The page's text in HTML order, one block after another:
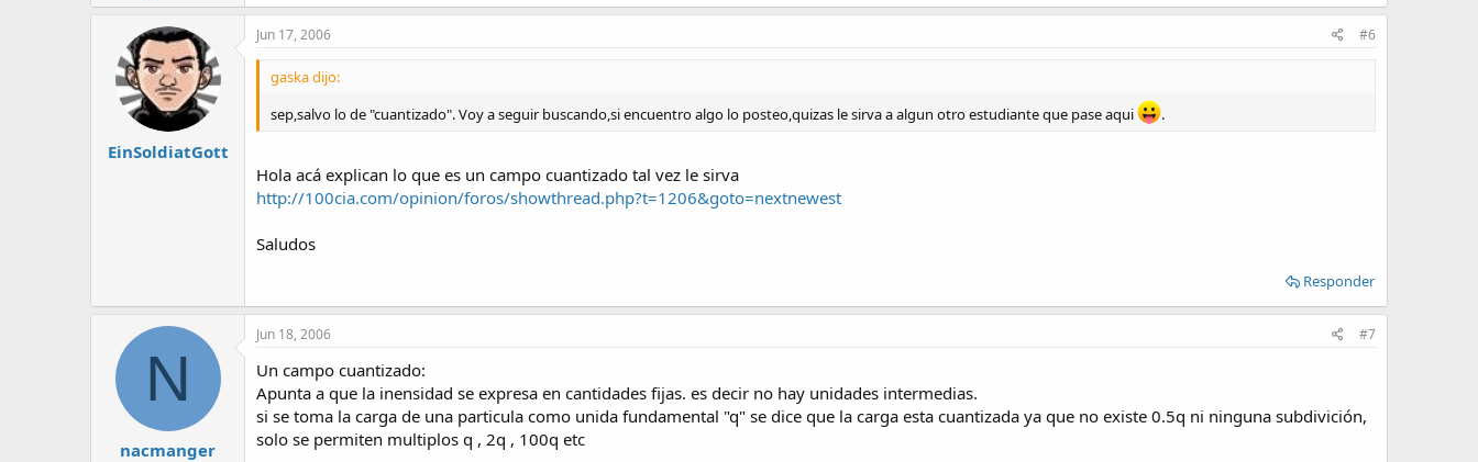
EinSoldiatGott
Jun 17, 2006 #6
gaska dijo:
sep,salvo lo de "cuantizado". Voy a seguir buscando,si encuentro algo lo posteo,quizas le sirva a algun otro estudiante que pase aqui
.
Hola acá explican lo que es un campo cuantizado tal vez le sirva
http://100cia.com/opinion/foros/showthread.php?t=1206&goto=nextnewest
Saludos
Responder
N
nacmanger
Jun 18, 2006 #7
Un campo cuantizado:
Apunta a que la inensidad se expresa en cantidades fijas. es decir no hay unidades intermedias.
si se toma la carga de una particula como unida fundamental "q" se dice que la carga esta cuantizada ya que no existe 0.5q ni ninguna subdivición,
solo se permiten multiplos q , 2q , 100q etc